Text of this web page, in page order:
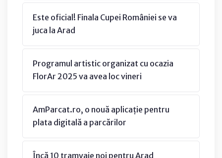
Este oficial! Finala Cupei României se va
juca la Arad
Programul artistic organizat cu ocazia
FlorAr 2025 va avea loc vineri
AmParcat.ro, o nouă aplicație pentru
plata digitală a parcărilor
Încă 10 tramvaie noi pentru Arad